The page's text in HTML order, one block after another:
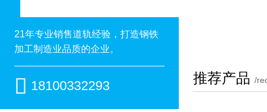
推荐产品 /
21年专业销售道轨经验，打造钢铁
加工制造业品质的企业。
 18100332293